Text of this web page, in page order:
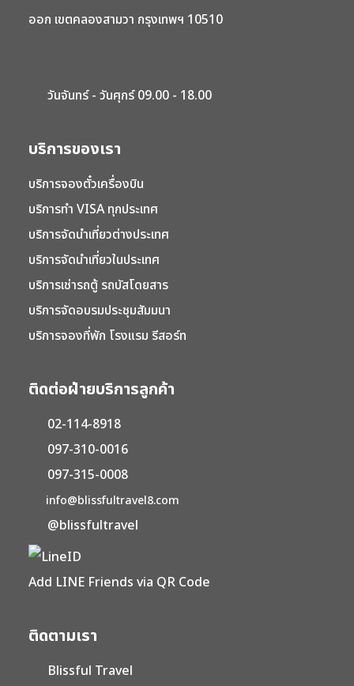
ออก เขตคลองสามวา กรุงเทพฯ 10510
วันจันทร์ - วันศุกร์ 09.00 - 18.00
บริการของเรา
บริการจองตั๋วเครื่องบิน
บริการทำ VISA ทุกประเทศ
บริการจัดนำเที่ยวต่างประเทศ
บริการจัดนำเที่ยวในประเทศ
บริการเช่ารถตู้ รถบัสโดยสาร
บริการจัดอบรมประชุมสัมมนา
บริการจองที่พัก โรงแรม รีสอร์ท
ติดต่อฝ่ายบริการลูกค้า
02-114-8918
097-310-0016
097-315-0008
info@blissfultravel8.com
@blissfultravel
Add LINE Friends via QR Code
ติดตามเรา
Blissful Travel